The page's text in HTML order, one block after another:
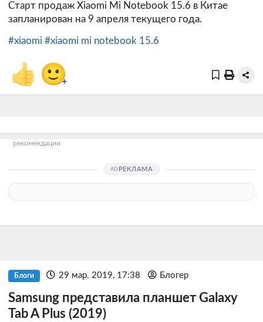
Старт продаж Xiaomi Mi Notebook 15.6 в Китае
запланирован на 9 апреля текущего года.
#xiaomi #xiaomi mi notebook 15.6
👍 🙂+
рекомендации
РЕКЛАМА
Блоги 29 мар. 2019, 17:38 Блогер
Samsung представила планшет Galaxy
Tab A Plus (2019)